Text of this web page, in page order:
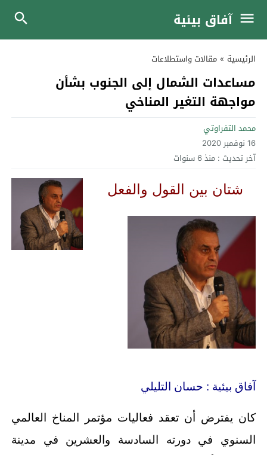
آفاق بيئية
الرئيسية » مقالات واستطلاعات
مساعدات الشمال إلى الجنوب بشأن
مواجهة التغير المناخي
محمد التفراوتي
16 نوفمبر 2020
آخر تحديث : منذ 6 سنوات
شتان بين القول والفعل
آفاق بيئية : حسان التليلي
كان يفترض أن تعقد فعاليات مؤتمر المناخ العالمي
السنوي في دورته السادسة والعشرين في مدينة